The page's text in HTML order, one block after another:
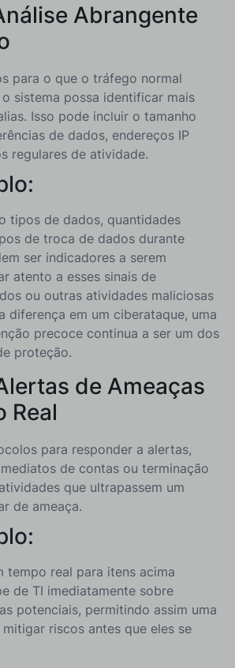
Abrangente
para o que o tráfego normal
sistema possa identificar mais
Isso pode incluir o tamanho
de dados, endereços IP
regulares de atividade.
tipos de dados, quantidades
de troca de dados durante
ser indicadores a serem
atento a esses sinais de
ou outras atividades maliciosas
diferença em um ciberataque, uma
precoce continua a ser um dos
proteção.
de Ameaças
Real
para responder a alertas,
de contas ou terminação
que ultrapassem um
de ameaça.
tempo real para itens acima
de TI imediatamente sobre
potenciais, permitindo assim uma
riscos antes que eles se